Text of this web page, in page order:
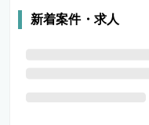
新着案件・求人